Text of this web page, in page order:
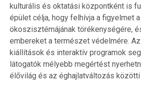
kulturális és oktatási központként is
épület célja, hogy felhívja a figyelmet
ökoszisztémájának törékenységére,
embereket a természet védelmére.
kiállítások és interaktív programok
látogatók mélyebb megértést
élővilág és az éghajlatváltozás